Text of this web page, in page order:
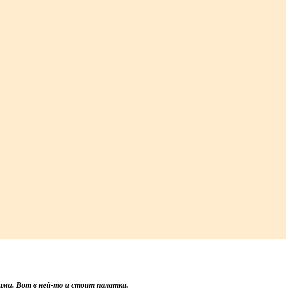
Вот в ней-то и стоит палатка.